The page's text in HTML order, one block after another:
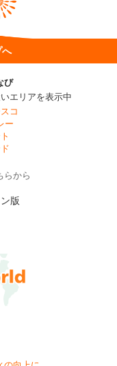
へ
び
エリアを表示中
コ
ー
らから
版